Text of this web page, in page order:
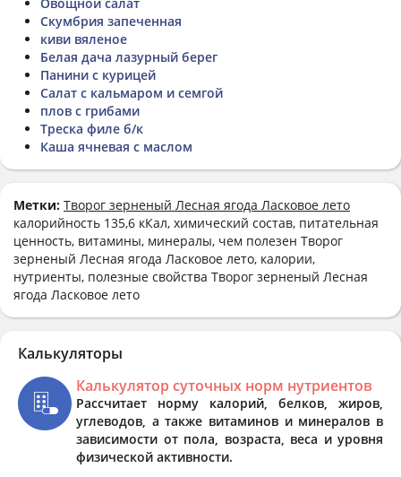
Скумбрия запеченная
киви вяленое
Белая дача лазурный берег
Панини с курицей
Салат с кальмаром и семгой
плов с грибами
Треска филе б/к
Каша ячневая с маслом
Метки: Творог зерненый Лесная ягода Ласковое лето
калорийность 135,6 кКал, химический состав, питательная
ценность, витамины, минералы, чем полезен Творог
зерненый Лесная ягода Ласковое лето, калории,
нутриенты, полезные свойства Творог зерненый Лесная
ягода Ласковое лето
Калькуляторы
Калькулятор суточных норм нутриентов
Рассчитает норму калорий, белков, жиров,
углеводов, а также витаминов и минералов в
зависимости от пола, возраста, веса и уровня
физической активности.